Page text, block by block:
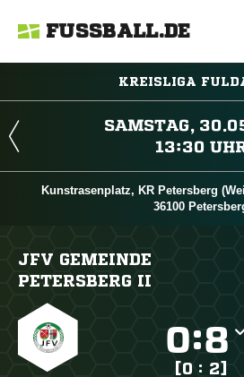
FUSSBALL.DE
KREISLIGA


Kunstrasenplatz, KR Petersberg
36100
JFV GEMEINDE
PETERSBERG II
:
[0 : 2]